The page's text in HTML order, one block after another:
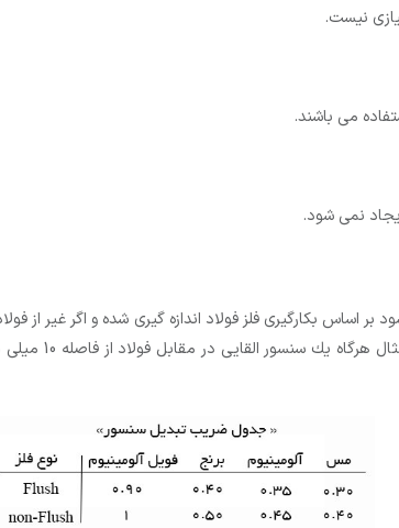
نیست.
می باشند.
نمی شود.
اساس بكارگیری فلز فولاد اندازه گیری شده و اگر غیر از